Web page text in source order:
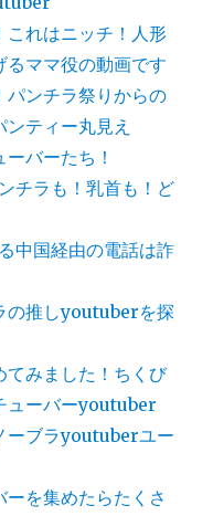
これはニッチ！人形
るママ役の動画です
パンチラ祭りからの
ティー丸見え
バーたち！
チラも！乳首も！ど
中国経由の電話は詐
の推しyoutuberを探
てみました！ちくび
ューバーyoutuber
ーブラyoutuberユー
を集めたらたくさ